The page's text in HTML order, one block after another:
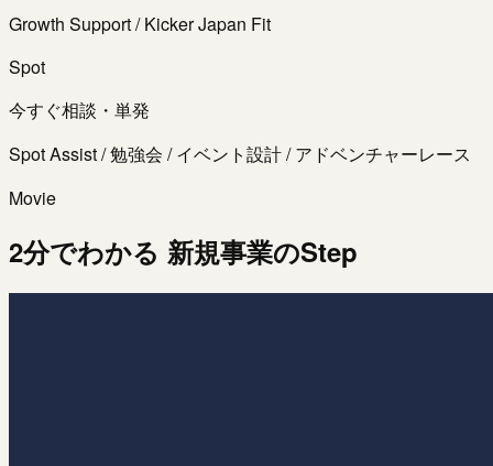
Growth Support / Kicker Japan Fit
Spot
今すぐ相談・単発
Spot Assist / 勉強会 / イベント設計 / アドベンチャーレース
Movie
2分でわかる 新規事業のStep